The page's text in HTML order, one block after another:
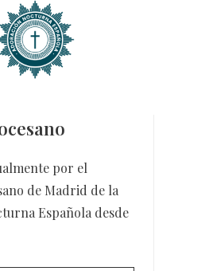
por el
de Madrid de la
Española desde